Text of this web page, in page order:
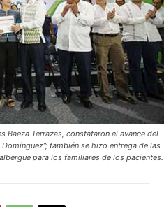
Baeza Terrazas, constataron el avance del
también se hizo entrega de las
para los familiares de los pacientes.